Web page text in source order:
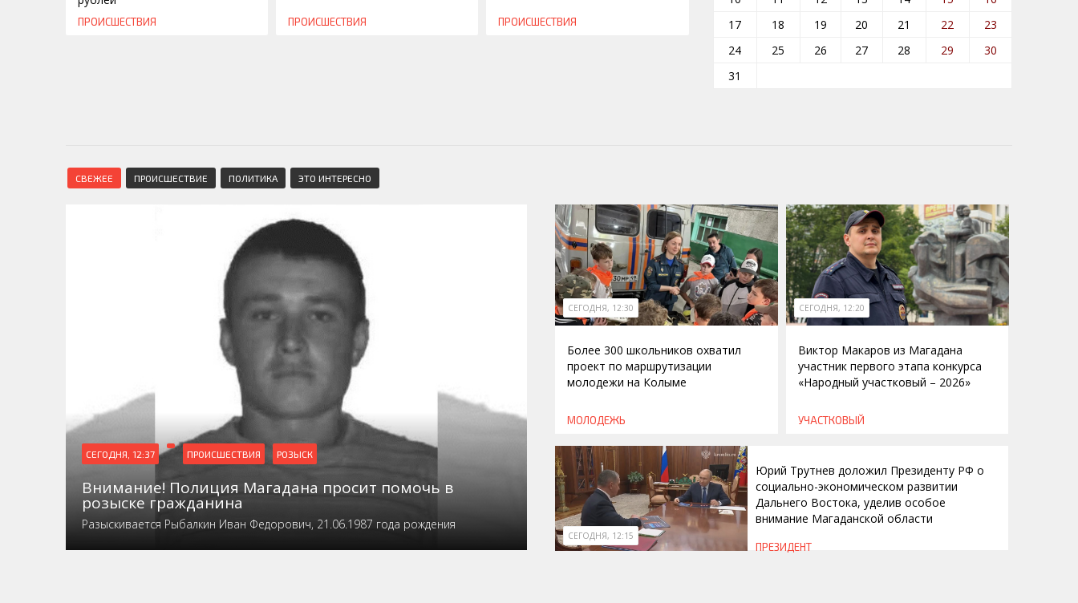
ПРОИСШЕСТВИЯ ПРОИСШЕСТВИЯ ПРОИСШЕСТВИЯ
17
18 19 20 21 22
23
24
25 26 27 28 29
30
31
СВЕЖЕЕ ПРОИСШЕСТВИЕ ПОЛИТИКА ЭТО ИНТЕРЕСНО
СЕГОДНЯ, 12:37 ПРОИСШЕСТВИЯ РОЗЫСК
Внимание! Полиция Магадана просит помочь в
розыске гражданина
Разыскивается Рыбалкин Иван Федорович, 21.06.1987 года рождения
СЕГОДНЯ, 12:30
Более 300 школьников охватил
проект по маршрутизации
молодежи на Колыме
МОЛОДЕЖЬ
СЕГОДНЯ, 12:20
Виктор Макаров из Магадана
участник первого этапа конкурса
«Народный участковый – 2026»
УЧАСТКОВЫЙ
СЕГОДНЯ, 12:15
Юрий Трутнев доложил Президенту РФ о
социально-экономическом развитии
Дальнего Востока, уделив особое
внимание Магаданской области
ПРЕЗИДЕНТ